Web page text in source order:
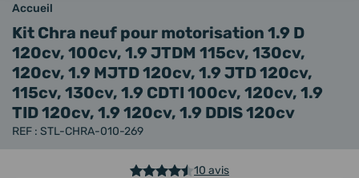
Accueil
Kit Chra neuf pour motorisation 1.9 D
120cv, 100cv, 1.9 JTDM 115cv, 130cv,
120cv, 1.9 MJTD 120cv, 1.9 JTD 120cv,
115cv, 130cv, 1.9 CDTI 100cv, 120cv, 1.9
TID 120cv, 1.9 120cv, 1.9 DDIS 120cv
REF : STL-CHRA-010-269
10 avis